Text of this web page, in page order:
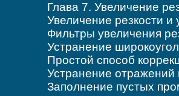
Глава 7. Увеличение
Увеличение резкости и
Фильтры увеличения
Устранение
Простой способ
Устранение отражений
Заполнение пустых